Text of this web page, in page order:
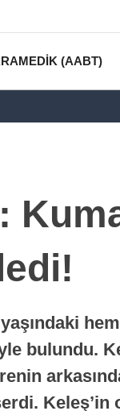
(AABT)
bulundu.